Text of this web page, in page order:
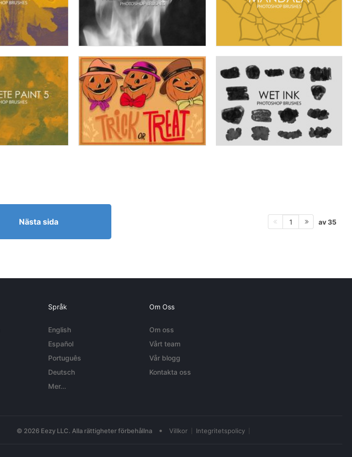
Nästa sida 1 av 35
Språk
English
Español
Português
Deutsch
Mer...
Om Oss
Om oss
Vårt team
Vår blogg
Kontakta oss
© 2026 Eezy LLC. Alla rättigheter förbehållna • Villkor Integritetspolicy